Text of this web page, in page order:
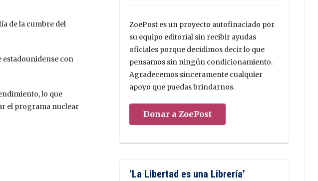
de la cumbre del
estadounidense con
lo que
el programa nuclear
ZoePost es un proyecto autofinaciado por
su equipo editorial sin recibir ayudas
oficiales porque decidimos decir lo que
pensamos sin ningún condicionamiento.
Agradecemos sinceramente cualquier
apoyo que puedas brindarnos.
Donar a ZoePost
‘La Libertad es una Librería’